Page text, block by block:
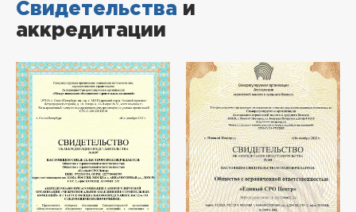
Свидетельства и
аккредитации